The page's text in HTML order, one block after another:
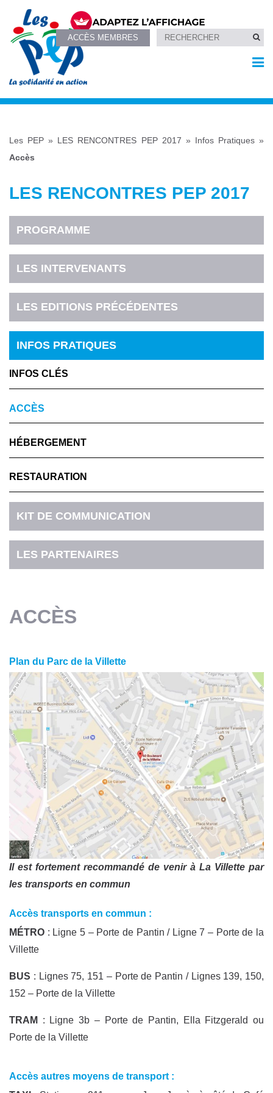
ACCÈS MEMBRES
Les PEP » LES RENCONTRES PEP 2017 » Infos Pratiques»
Accès
LES RENCONTRES PEP 2017
PROGRAMME
LES INTERVENANTS
LES EDITIONS PRÉCÉDENTES
INFOS PRATIQUES
INFOS CLÉS
ACCÈS
HÉBERGEMENT
RESTAURATION
KIT DE COMMUNICATION
LES PARTENAIRES
ACCÈS
Plan du Parc de la Villette
Il est fortement recommandé de venir à La Villette par
les transports en commun
Accès transports en commun :
MÉTRO : Ligne 5 – Porte de Pantin / Ligne 7 – Porte de la
Villette
BUS : Lignes 75, 151 – Porte de Pantin / Lignes 139, 150,
152 – Porte de la Villette
TRAM
: Ligne 3b – Porte de Pantin, Ella Fitzgerald ou
Porte de la Villette
Accès autres moyens de transport :